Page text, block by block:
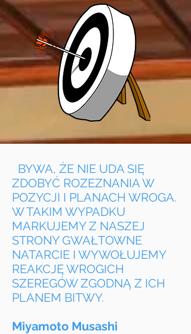
BYWA, ŻE NIE UDA SIĘ
ZDOBYĆ ROZEZNANIA W
POZYCJI I PLANACH WROGA.
W TAKIM WYPADKU
MARKUJEMY Z NASZEJ
STRONY GWAŁTOWNE
NATARCIE I WYWOŁUJEMY
REAKCJĘ WROGICH
SZEREGÓW ZGODNĄ Z ICH
PLANEM BITWY.
Miyamoto Musashi